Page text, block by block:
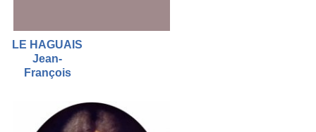
LE HAGUAIS
Jean-
François